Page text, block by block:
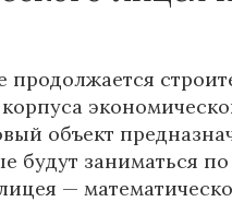
продолжается
объект
будут заниматься
—